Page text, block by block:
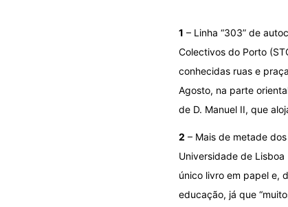
1 – Linha “303” de
Colectivos do Porto
conhecidas ruas e
Agosto, na parte
de D. Manuel II, que
2 – Mais de metade
Universidade de
único livro em papel e,
educação, já que